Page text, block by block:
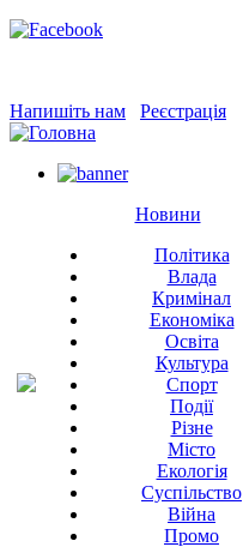
Напишіть нам Реєстрація
Новини
Політика
Влада
Кримінал
Економіка
Освіта
Культура
Спорт
Події
Різне
Місто
Екологія
Суспільство
Війна
Промо